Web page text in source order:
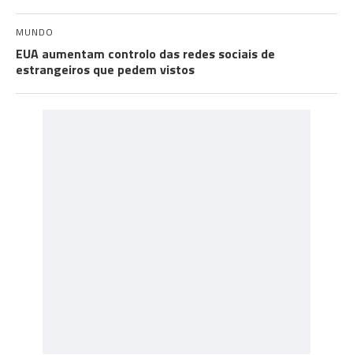
MUNDO
EUA aumentam controlo das redes sociais de
estrangeiros que pedem vistos